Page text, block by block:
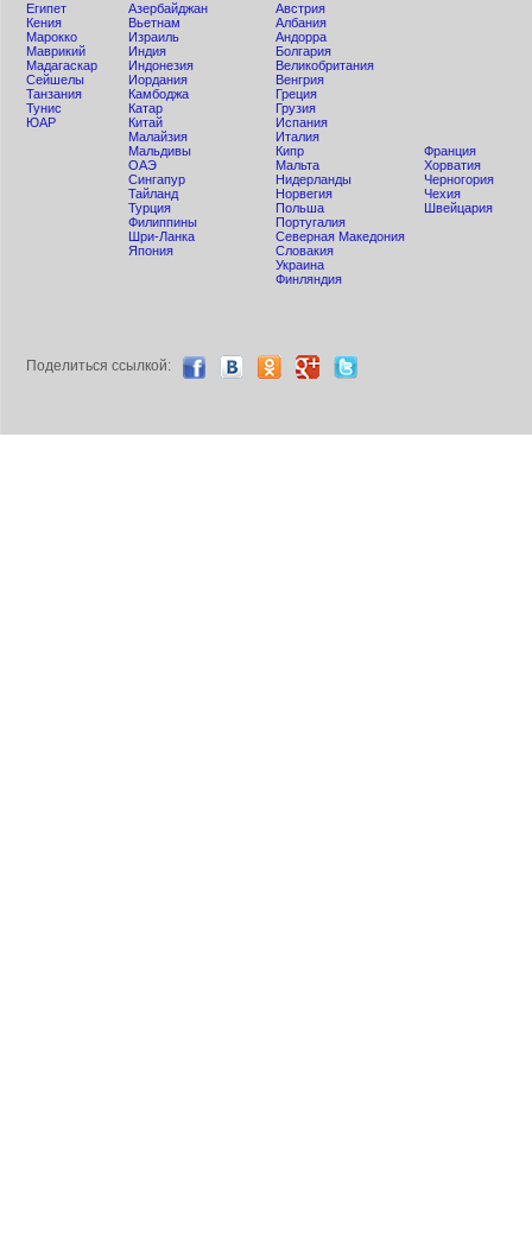
Египет
Кения
Мaрокко
Маврикий
Мадагаскар
Сейшелы
Танзания
Тунис
ЮАР
Азербайджан
Вьетнам
Израиль
Индия
Индонезия
Иордания
Камбоджа
Катар
Китай
Малайзия
Мальдивы
ОАЭ
Сингапур
Тайланд
Турция
Филиппины
Шри-Ланка
Япония
Австрия
Албания
Андорра
Болгария
Великобритания
Венгрия
Греция
Грузия
Испания
Италия
Кипр
Мальта
Нидерланды
Норвегия
Польша
Португалия
Северная Македония
Словакия
Украина
Финляндия
Франция
Хорватия
Черногория
Чехия
Швейцария
Поделиться ccылкой: